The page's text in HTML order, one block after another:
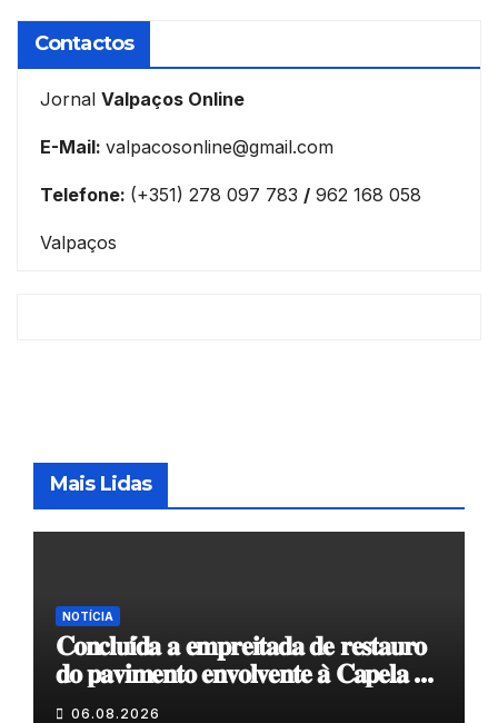
Contactos
Jornal Valpaços Online
E-Mail: valpacosonline@gmail.com
Telefone: (+351) 278 097 783 / 962 168 058
Valpaços
Mais Lidas
NOTÍCIA
𝐂𝐨𝐧𝐜𝐥𝐮𝐢́𝐝𝐚 𝐚 𝐞𝐦𝐩𝐫𝐞𝐢𝐭𝐚𝐝𝐚 𝐝𝐞 𝐫𝐞𝐬𝐭𝐚𝐮𝐫𝐨
𝐝𝐨 𝐩𝐚𝐯𝐢𝐦𝐞𝐧𝐭𝐨 𝐞𝐧𝐯𝐨𝐥𝐯𝐞𝐧𝐭𝐞 𝐚̀ 𝐂𝐚𝐩𝐞𝐥𝐚 𝐝𝐞
𝐂𝐨𝐯𝐚𝐬
06.08.2026